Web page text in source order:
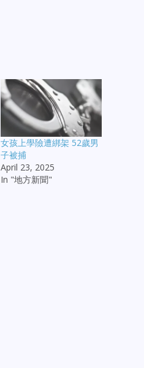
女孩上學險遭綁架 52歲男
子被捕
April 23, 2025
In "地方新聞"